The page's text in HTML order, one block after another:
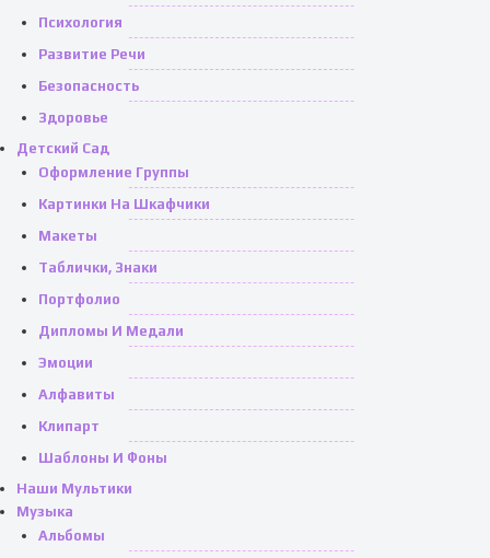
Психология
Развитие Речи
Безопасность
Здоровье
Детский Сад
Оформление Группы
Картинки На Шкафчики
Макеты
Таблички, Знаки
Портфолио
Дипломы И Медали
Эмоции
Алфавиты
Клипарт
Шаблоны И Фоны
Наши Мультики
Музыка
Альбомы